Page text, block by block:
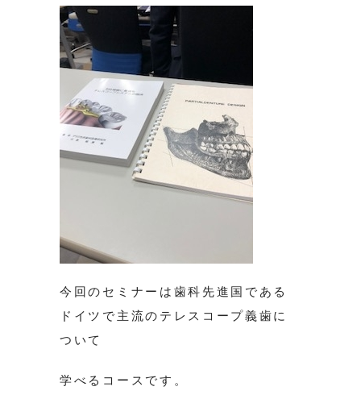
今回のセミナーは歯科先進国である
ドイツで主流のテレスコープ義歯に
ついて
学べるコースです。